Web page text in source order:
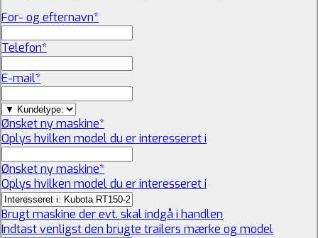
For- og efternavn*
Telefon*
E-mail*
Ønsket ny maskine*
Oplys hvilken model du er interesseret i
Ønsket ny maskine*
Oplys hvilken model du er interesseret i
Brugt maskine der evt. skal indgå i handlen
Indtast venligst den brugte trailers mærke og model